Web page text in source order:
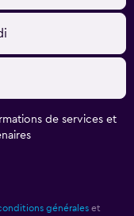
de services et
générales et